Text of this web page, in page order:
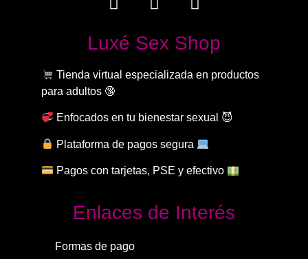
Luxé Sex Shop
Tienda virtual especializada en productos
para adultos 🔞
Enfocados en tu bienestar sexual 😈
Plataforma de pagos segura
Pagos con tarjetas, PSE y efectivo
Enlaces de Interés
Formas de pago